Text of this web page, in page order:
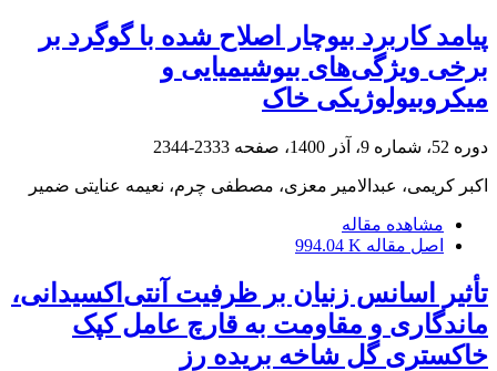
پیامد کاربرد بیوچار اصلاح شده با گوگرد بر
برخی ویژگی‌های بیوشیمیایی و
میکروبیولوژیکی خاک
دوره 52، شماره 9، آذر 1400، صفحه 2333-2344
اکبر کریمی، عبدالامیر معزی، مصطفی چرم، نعیمه عنایتی ضمیر
مشاهده مقاله
اصل مقاله 994.04 K
تأثیر اسانس زنیان بر ظرفیت آنتی‌اکسیدانی،
ماندگاری و مقاومت به قارچ عامل کپک
خاکستری گل شاخه بریده رز